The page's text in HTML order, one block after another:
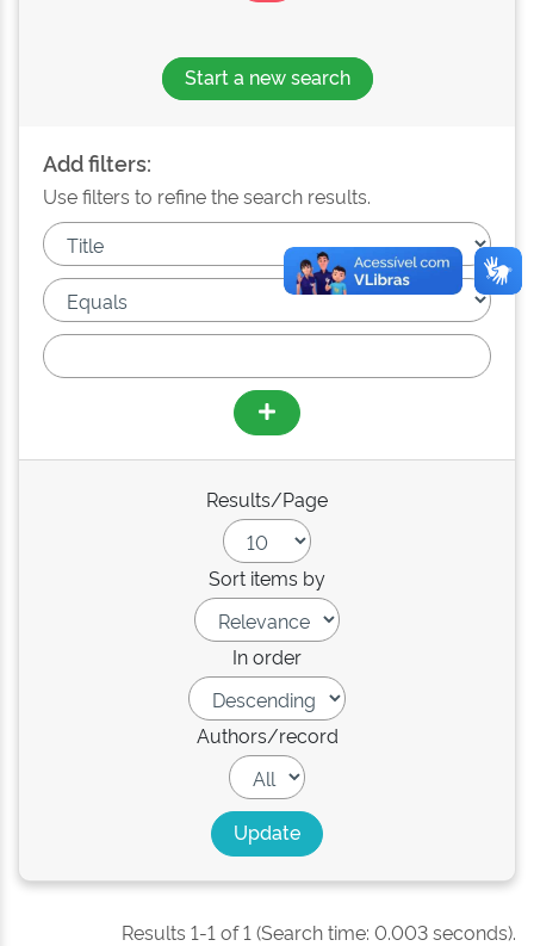
Start a new search
Add filters:
Use filters to refine the search results.
Results/Page
Sort items by
In order
Authors/record
Results 1-1 of 1 (Search time: 0.003 seconds).